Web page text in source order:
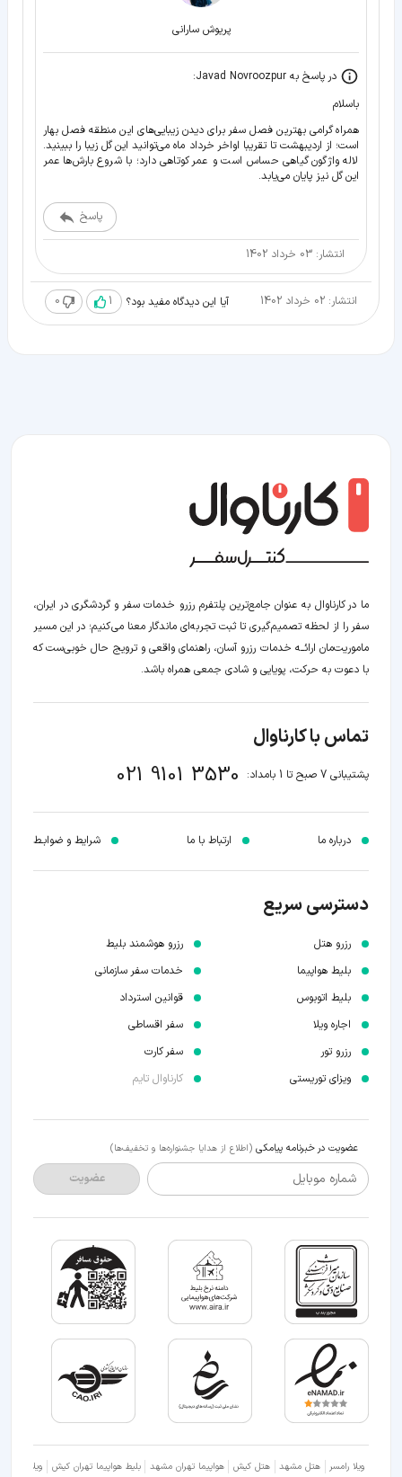
پریوش سارانی
در پاسخ به Javad Novroozpur:
باسلام
همراه گرامی بهترین فصل سفر برای دیدن زیبایی‌های این منطقه فصل بهار
است؛ از اردیبهشت تا تقریبا اواخر خرداد ماه می‌توانید این گل زیبا را ببینید.
لاله واژگون گیاهی حساس است و عمر کوتاهی دارد؛ با شروع بارش‌ها عمر
این گل نیز پایان می‌یابد.
پاسخ
انتشار: 03 خرداد 1402
انتشار: 02 خرداد 1402 آیا این دیدگاه مفید بود؟ 1
0
ما در کارناوال به عنوان جامع‌ترین پلتفرم رزرو خدمات سفر و گردشگری در ایران،
سفر را از لحظه‌ تصمیم‌گیری تا ثبت تجربه‌ای ماندگار معنا می‌کنیم؛ در این مسیر‍
ماموریت‌مان اراﺋــﻪ خدمات رزرو آسان، راهنمای واقعی و ترویج حال خوبی‌ست که
با دعوت به حرکت، پویایی و شادی جمعی همراه باشد.
تماس با کارناوال
پشتیبانی 7 صبح تا 1 بامداد: 021 9101 3530
درباره ما ارتباط با ما شرایط و ضوابـط
دسترسی سریع
رزرو هتل
بلیط هواپیما
بلیط اتوبوس
اجاره ویلا
رزرو تور
ویزای توریستی
رزرو هوشمند بلیط
خدمات سفر سازمانی
قوانین استرداد
سفر اقساطی
سفر کارت
کارناوال تایم
عضویت در خبرنامه پیامکی (اطلاع از هدایا جشنواره‌ها و تخفیف‌ها)
شماره موبایل عضویت
ویلا رامسر هتل مشهد هتل کیش هواپیما تهران مشهد بلیط هواپیما تهران کیش ویلا شمال